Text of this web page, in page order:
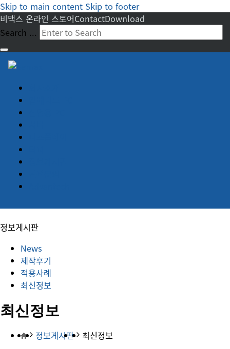
Skip to main content Skip to footer
비맥스 온라인 스토어ContactDownload
Search ...
정보게시판
News
제작후기
적용사례
최신정보
최신정보
정보게시판 최신정보